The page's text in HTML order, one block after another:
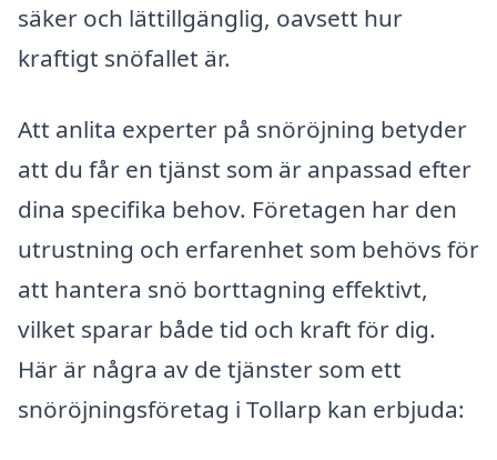
säker och lättillgänglig, oavsett hur
kraftigt snöfallet är.
Att anlita experter på snöröjning betyder
att du får en tjänst som är anpassad efter
dina specifika behov. Företagen har den
utrustning och erfarenhet som behövs för
att hantera snö borttagning effektivt,
vilket sparar både tid och kraft för dig.
Här är några av de tjänster som ett
snöröjningsföretag i Tollarp kan erbjuda: